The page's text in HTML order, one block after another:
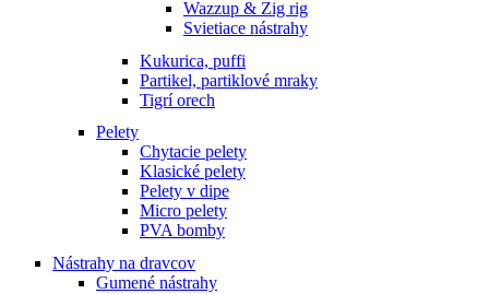
Wazzup & Zig rig
Svietiace nástrahy
Kukurica, puffi
Partikel, partiklové mraky
Tigrí orech
Pelety
Chytacie pelety
Klasické pelety
Pelety v dipe
Micro pelety
PVA bomby
Nástrahy na dravcov
Gumené nástrahy